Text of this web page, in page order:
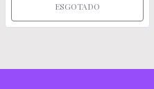
ESGOTADO